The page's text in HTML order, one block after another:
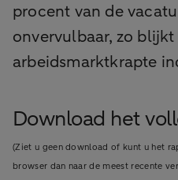
procent van de
onvervulbaar, zo
arbeidsmarktkrapte
Download het
(Ziet u geen download of kunt u het
browser dan naar de meest recente